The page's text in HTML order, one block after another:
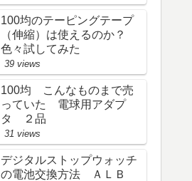
100均のテーピングテープ
（伸縮）は使えるのか？
色々試してみた
39 views
100均 こんなものまで売
っていた 電球用アダプ
タ ２品
31 views
デジタルストップウォッチ
の電池交換方法 ＡＬＢ